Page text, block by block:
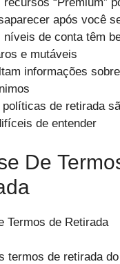
recursos “Premium”
após você
níveis de conta têm
e mutáveis
informações
políticas de retirada
de entender
De
Termos de Retirada
termos de retirada